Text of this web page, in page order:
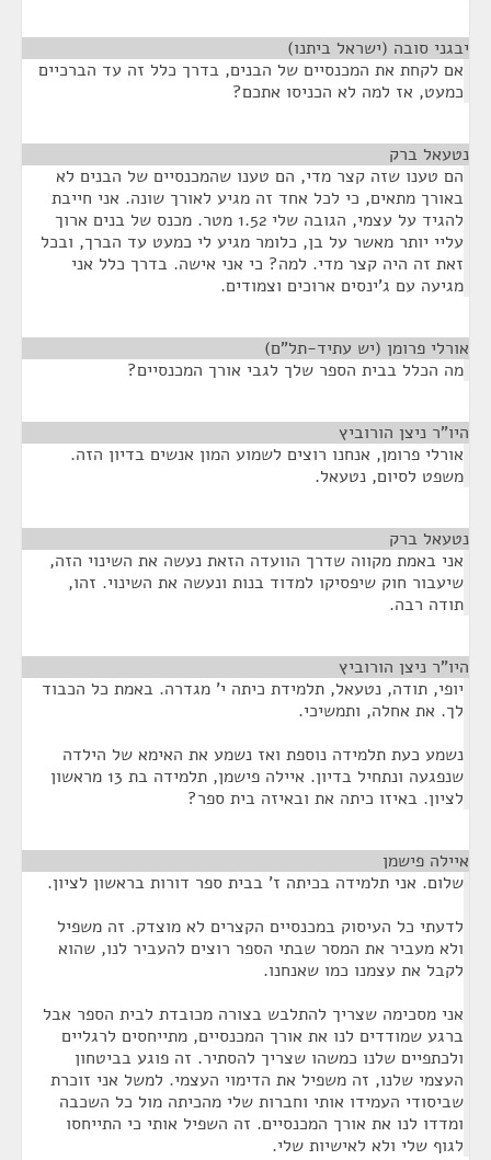
יבגני סובה (ישראל ביתנו)
אם לקחת את המכנסיים של הבנים, בדרך כלל זה עד הברכיים
כמעט, אז למה לא הכניסו אתכם?
נטעאל ברק
הם טענו שזה קצר מדי, הם טענו שהמכנסיים של הבנים לא
באורך מתאים, כי לכל אחד זה מגיע לאורך שונה. אני חייבת
להגיד על עצמי, הגובה שלי 1.52 מטר. מכנס של בנים ארוך
עליי יותר מאשר על בן, כלומר מגיע לי כמעט עד הברך, ובכל
זאת זה היה קצר מדי. למה? כי אני אישה. בדרך כלל אני
מגיעה עם ג'ינסים ארוכים וצמודים.
אורלי פרומן (יש עתיד-תל"ם)
מה הכלל בבית הספר שלך לגבי אורך המכנסיים?
היו"ר ניצן הורוביץ
אורלי פרומן, אנחנו רוצים לשמוע המון אנשים בדיון הזה.
משפט לסיום, נטעאל.
נטעאל ברק
אני באמת מקווה שדרך הוועדה הזאת נעשה את השינוי הזה,
שיעבור חוק שיפסיקו למדוד בנות ונעשה את השינוי. זהו,
תודה רבה.
היו"ר ניצן הורוביץ
יופי, תודה, נטעאל, תלמידת כיתה י' מגדרה. באמת כל הכבוד
לך. את אחלה, ותמשיכי.
נשמע כעת תלמידה נוספת ואז נשמע את האימא של הילדה
שנפגעה ונתחיל בדיון. איילה פישמן, תלמידה בת 13 מראשון
לציון. באיזו כיתה את ובאיזה בית ספר?
איילה פישמן
שלום. אני תלמידה בכיתה ז' בבית ספר דורות בראשון לציון.
לדעתי כל העיסוק במכנסיים הקצרים לא מוצדק. זה משפיל
ולא מעביר את המסר שבתי הספר רוצים להעביר לנו, שהוא
לקבל את עצמנו כמו שאנחנו.
אני מסכימה שצריך להתלבש בצורה מכובדת לבית הספר אבל
ברגע שמודדים לנו את אורך המכנסיים, מתייחסים לרגליים
ולכתפיים שלנו כמשהו שצריך להסתיר. זה פוגע בביטחון
העצמי שלנו, זה משפיל את הדימוי העצמי. למשל אני זוכרת
שביסודי העמידו אותי וחברות שלי מהכיתה מול כל השכבה
ומדדו לנו את אורך המכנסיים. זה השפיל אותי כי התייחסו
לגוף שלי ולא לאישיות שלי.